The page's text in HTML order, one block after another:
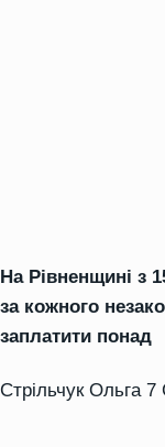
На Рівненщині з
за кожного
заплатити понад
Стрільчук Ольга 7